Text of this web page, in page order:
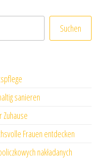
Suchen
sanieren
Zuhause
Frauen entdecken
nakładanych